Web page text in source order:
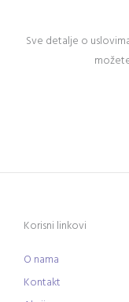
Sve detalje o
Korisni linkovi
O nama
Kontakt